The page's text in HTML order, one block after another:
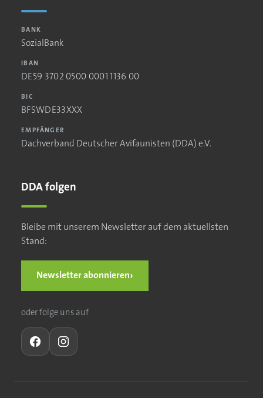
BANK
SozialBank
IBAN
DE59 3702 0500 0001 1136 00
BIC
BFSWDE33XXX
EMPFÄNGER
Dachverband Deutscher Avifaunisten (DDA) e.V.
DDA folgen
Bleibe mit unserem Newsletter auf dem aktuellsten
Stand:
Newsletter abonnieren›
oder folge uns auf